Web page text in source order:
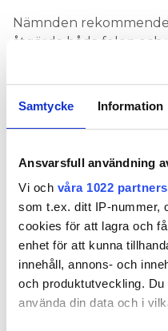
Samtycke Information
Ansvarsfull användning
Vi och våra 1022 partners
som t.ex. ditt IP-nummer,
cookies för att lagra och
enhet för att kunna
innehåll, annons- och
och produktutveckling.
använda din data och i
Nämnden
åtgärda båda felen
VVS OCH BYGG
Nyhetsbrev
Prenumerera på vårt
och bevakningar rakt